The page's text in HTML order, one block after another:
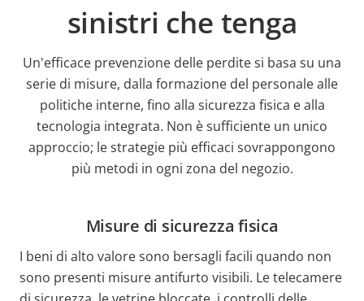
sinistri che tenga
Un'efficace prevenzione delle perdite si basa su una
serie di misure, dalla formazione del personale alle
politiche interne, fino alla sicurezza fisica e alla
tecnologia integrata. Non è sufficiente un unico
approccio; le strategie più efficaci sovrappongono
più metodi in ogni zona del negozio.
Misure di sicurezza fisica
I beni di alto valore sono bersagli facili quando non
sono presenti misure antifurto visibili. Le telecamere